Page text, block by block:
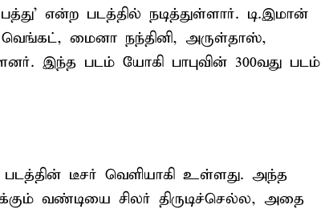
என்ற படத்தில் நடித்துள்ளார். டி.இமான்
மைனா நந்தினி, அருள்தாஸ்,
இந்த படம் யோகி பாபுவின் 300வது படம்
டீசர் வெளியாகி உள்ளது. அந்த
வண்டியை சிலர் திருடிச்செல்ல, அதை